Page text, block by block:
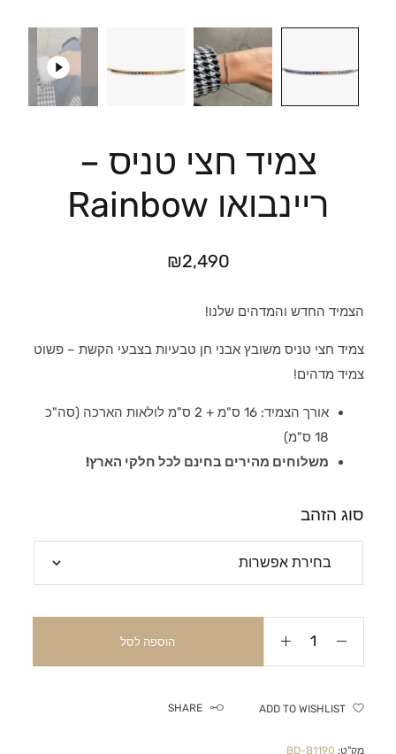
צמיד חצי טניס –
ריינבואו Rainbow
₪2,490
הצמיד החדש והמדהים שלנו!
צמיד חצי טניס משובץ אבני חן טבעיות בצבעי הקשת – פשוט
צמיד מדהים!
אורך הצמיד: 16 ס"מ + 2 ס"מ לולאות הארכה (סה"כ
18 ס"מ)
משלוחים מהירים בחינם לכל חלקי הארץ!
סוג הזהב
הוספה לסל
ADD TO WISHLIST
SHARE
מק"ט: BD-B1190